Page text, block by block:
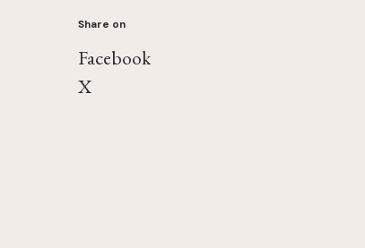
Share on
Facebook
X